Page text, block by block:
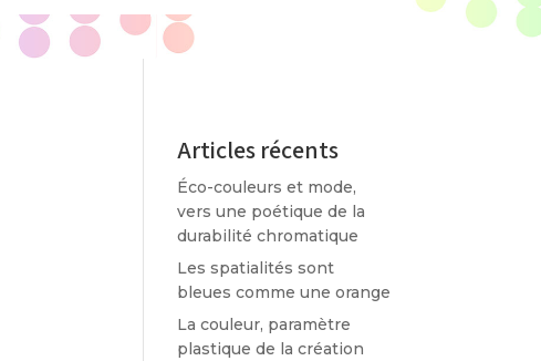
Articles récents
Éco-couleurs et mode,
vers une poétique de la
durabilité chromatique
Les spatialités sont
bleues comme une orange
La couleur, paramètre
plastique de la création